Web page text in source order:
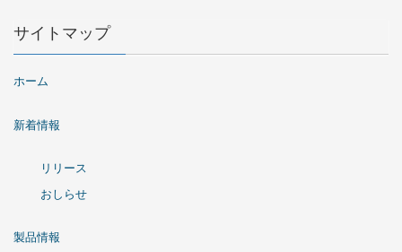
サイトマップ
ホーム
新着情報
リリース
おしらせ
製品情報